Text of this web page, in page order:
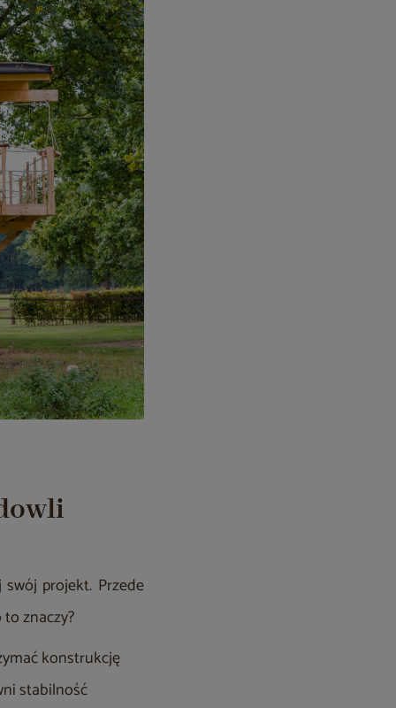
projekt. Przede
znaczy?
konstrukcję
stabilność